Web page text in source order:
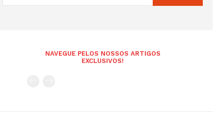
NAVEGUE PELOS NOSSOS ARTIGOS
EXCLUSIVOS!